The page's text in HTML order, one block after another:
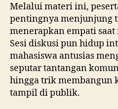
Melalui materi ini,
pentingnya menjunjung
menerapkan empati
Sesi diskusi pun hidup
mahasiswa antusias
seputar tantangan
hingga trik membangun
tampil di publik.